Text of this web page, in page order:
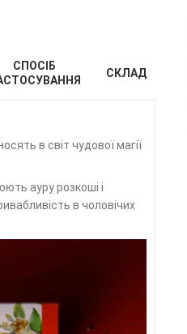
СПОСІБ
СКЛАД
в світ чудової магії
ауру розкоші і
в чоловічих